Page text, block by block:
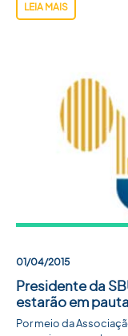
LEIA MAIS
01/04/2015
Presidente da
estarão em
Por meio da